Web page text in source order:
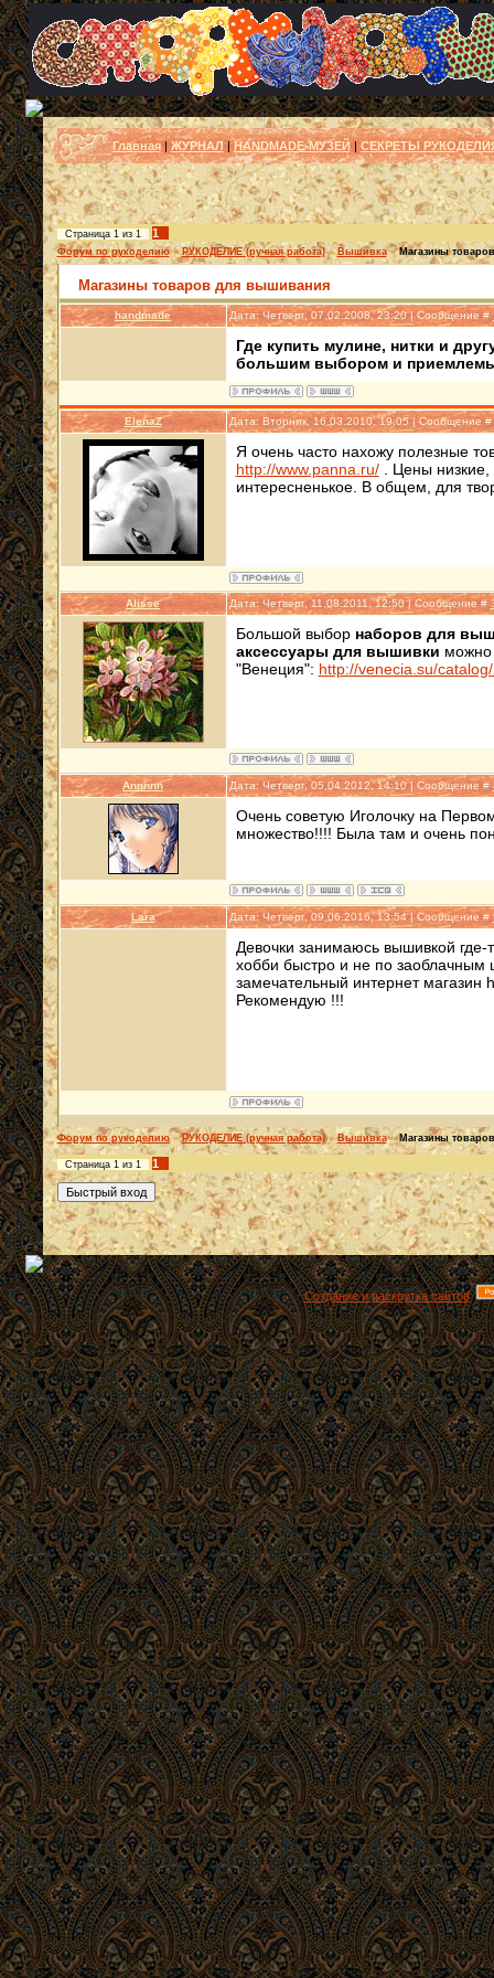
Главная| ЖУРНАЛ|HANDMADE-МУЗЕЙ| СЕКРЕТЫ
Страница 1из 1 1
Форум по рукоделию » РУКОДЕЛИЕ (ручная работа) » Вышивка » Магазины
Магазины товаров для вышивания
handmade Дата: Четверг, 07.02.2008, 23:20 | Сообщение #
Где купить мулине, нитки и
большим выбором и
ElenaZ Дата: Вторник, 16.03.2010, 19:05 | Сообщение #
Я очень часто нахожу полезные
http://www.panna.ru/. Цены низкие,
интересненькое. В общем, для
Alisse Дата: Четверг, 11.08.2011, 12:50 | Сообщение #
Большой выбор наборов для
аксессуары для вышивки можно
"Венеция": http://venecia.su/
Annnnn Дата: Четверг, 05.04.2012, 14:10 | Сообщение #
Очень советую Иголочку на
множество!!!! Была там и очень
Lara Дата: Четверг, 09.06.2016, 13:54 | Сообщение #
Девочки занимаюсь вышивкой где-
хобби быстро и не по заоблачным
замечательный интернет магазин
Рекомендую !!!
Форум по рукоделию » РУКОДЕЛИЕ (ручная работа) » Вышивка » Магазины
Страница 1из 1 1
Создание и раскрутка сайтов